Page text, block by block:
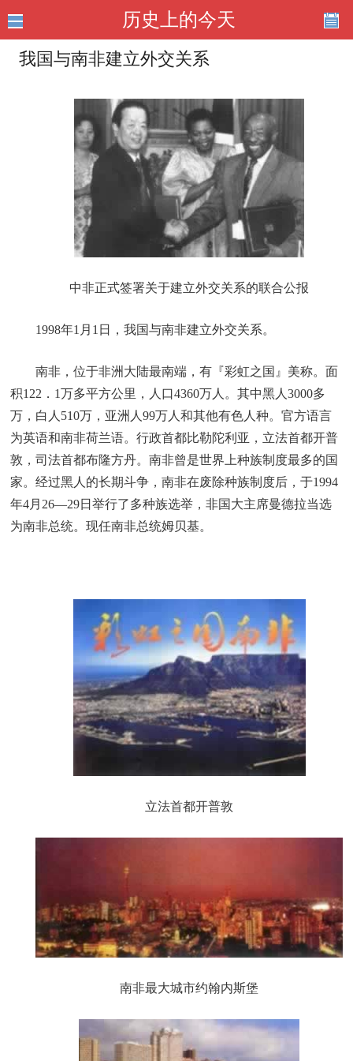
历史上的今天
我国与南非建立外交关系
中非正式签署关于建立外交关系的联合公报
1998年1月1日，我国与南非建立外交关系。
南非，位于非洲大陆最南端，有『彩虹之国』美称。面
积122．1万多平方公里，人口4360万人。其中黑人3000多
万，白人510万，亚洲人99万人和其他有色人种。官方语言
为英语和南非荷兰语。行政首都比勒陀利亚，立法首都开普
敦，司法首都布隆方丹。南非曾是世界上种族制度最多的国
家。经过黑人的长期斗争，南非在废除种族制度后，于1994
年4月26—29日举行了多种族选举，非国大主席曼德拉当选
为南非总统。现任南非总统姆贝基。
立法首都开普敦
南非最大城市约翰内斯堡